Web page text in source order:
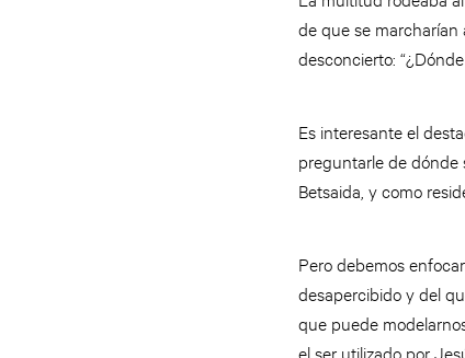
de que se
desconcierto:
Es interesante el
preguntarle de dónde
Betsaida, y como
Pero debemos
desapercibido y del
que puede
el ser utilizado por